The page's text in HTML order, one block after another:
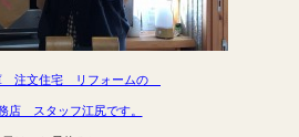
注文住宅 リフォームの
店 スタッフ江尻です。